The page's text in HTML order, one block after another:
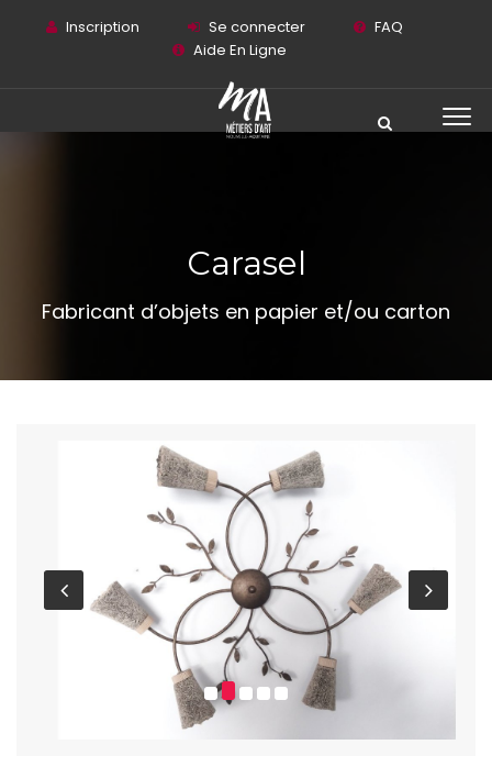
Inscription Se connecter
FAQ
Aide En Ligne
Carasel
Fabricant d’objets en papier et/ou carton